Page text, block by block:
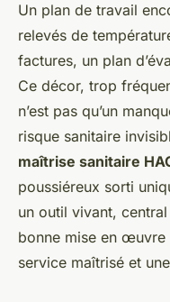
Un plan de travail
relevés de
factures, un plan
Ce décor, trop
n’est pas qu’un
risque sanitaire
maîtrise sanitaire
poussiéreux sorti
un outil vivant,
bonne mise en
service maîtrisé et